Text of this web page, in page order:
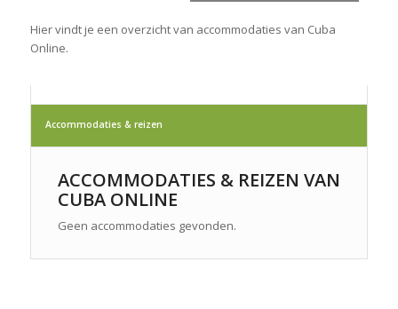
Hier vindt je een overzicht van accommodaties van Cuba
Online.
Accommodaties & reizen
ACCOMMODATIES & REIZEN VAN
CUBA ONLINE
Geen accommodaties gevonden.